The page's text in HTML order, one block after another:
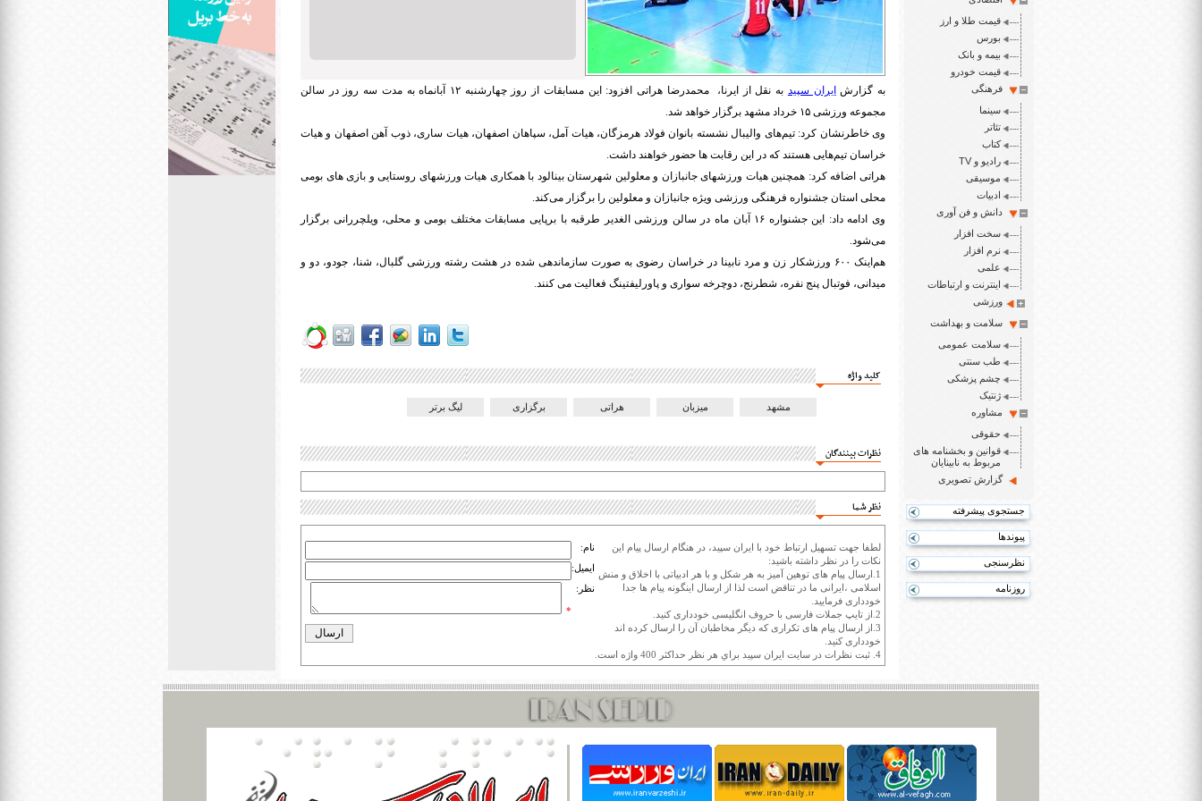
قیمت طلا و ارز
بورس
بیمه و بانک
قیمت خودرو
فرهنگی
سینما
تئاتر
کتاب
رادیو و TV
موسیقی
ادبیات
دانش و فن آوری
سخت افزار
نرم افزار
علمی
اینترنت و ارتباطات
ورزشی
سلامت و بهداشت
سلامت عمومی
طب سنتی
چشم پزشکی
ژنتیک
مشاوره
حقوقی
قوانین و بخشنامه های
مربوط به نابینایان
گزارش تصویری
جستجوی پیشرفته
پیوندها
نظرسنجی
روزنامه
به گزارش ایران سپید
به نقل از ایرنا، محمدرضا هراتی افزود: این مسابقات از روز چهارشنبه ۱۲ آبانماه به مدت سه روز در سالن
مجموعه ورزشی ۱۵ خرداد مشهد برگزار خواهد شد.
وی خاطرنشان کرد: تیم‌های والیبال نشسته بانوان فولاد هرمزگان، هیات آمل، سپاهان اصفهان، هیات ساری، ذوب آهن اصفهان و هیات
خراسان تیم‌هایی هستند که در این رقابت ها حضور خواهند داشت.
هراتی اضافه کرد: همچنین هیات ورزشهای جانبازان و معلولین شهرستان بینالود با همکاری هیات ورزشهای روستایی و بازی های بومی
محلی استان جشنواره فرهنگی ورزشی ویژه جانبازان و معلولین را برگزار می‌کند.
وی ادامه داد: این جشنواره ۱۶ آبان ماه در سالن ورزشی الغدیر طرقبه با برپایی مسابقات مختلف بومی و محلی، ویلچررانی برگزار
می‌شود.
هم‌اینک ۶۰۰ ورزشکار زن و مرد نابینا در خراسان رضوی به صورت سازماندهی شده در هشت رشته ورزشی گلبال، شنا، جودو، دو و
میدانی، فوتبال پنج نفره، شطرنج، دوچرخه سواری و پاورلیفتینگ فعالیت می کنند.
کلید واژه
مشهد میزبان هراتی برگزاری لیگ برتر
نظرات بینندگان
نظر شما
لطفا جهت تسهیل ارتباط خود با ایران سپید، در هنگام ارسال پیام این
نکات را در نظر داشته باشید:
1.ارسال پیام های توهین آمیز به هر شکل و با هر ادبیاتی با اخلاق و منش
اسلامی ،ایرانی ما در تناقض است لذا از ارسال اینگونه پیام ها جدا
خودداری فرمایید.
2.از تایپ جملات فارسی با حروف انگلیسی خودداری کنید.
3.از ارسال پیام های تکراری که دیگر مخاطبان آن را ارسال کرده اند
خودداری کنید.
4. ثبت نظرات در سايت ايران سپيد براي هر نظر حداکثر 400 واژه است.
نام:
ایمیل:
نظر:
*